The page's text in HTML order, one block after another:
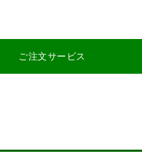
ご注文サービス